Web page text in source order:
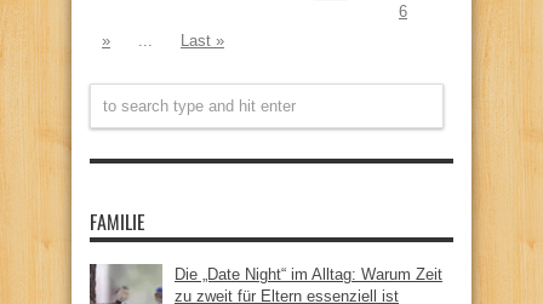
6
»
Last »
FAMILIE
Die „Date Night“ im Alltag: Warum Zeit
zu zweit für Eltern essenziell ist